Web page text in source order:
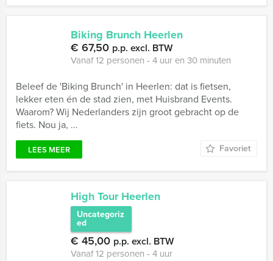
Biking Brunch Heerlen
€ 67,50 p.p. excl. BTW
Vanaf 12 personen ‐ 4 uur en 30 minuten
Beleef de 'Biking Brunch' in Heerlen: dat is fietsen,
lekker eten én de stad zien, met Huisbrand Events.
Waarom? Wij Nederlanders zijn groot gebracht op de
fiets. Nou ja, ...
LEES MEER Favoriet
High Tour Heerlen
Uncategoriz
ed
€ 45,00 p.p. excl. BTW
Vanaf 12 personen ‐ 4 uur